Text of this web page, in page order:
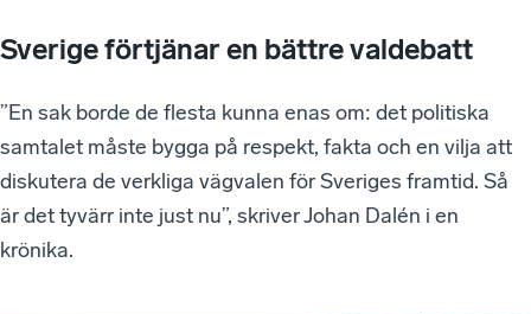
Sverige förtjänar en bättre valdebatt
”En sak borde de flesta kunna enas om: det politiska
samtalet måste bygga på respekt, fakta och en vilja att
diskutera de verkliga vägvalen för Sveriges framtid. Så
är det tyvärr inte just nu”, skriver Johan Dalén i en
krönika.